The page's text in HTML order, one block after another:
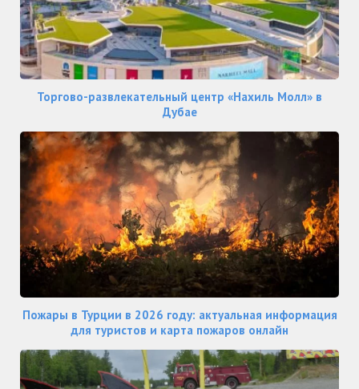
Торгово-развлекательный центр «Нахиль Молл» в
Дубае
Пожары в Турции в 2026 году: актуальная информация
для туристов и карта пожаров онлайн